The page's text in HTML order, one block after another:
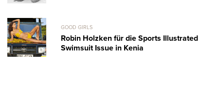
GOOD GIRLS
Robin Holzken für die Sports Illustrated
Swimsuit Issue in Kenia